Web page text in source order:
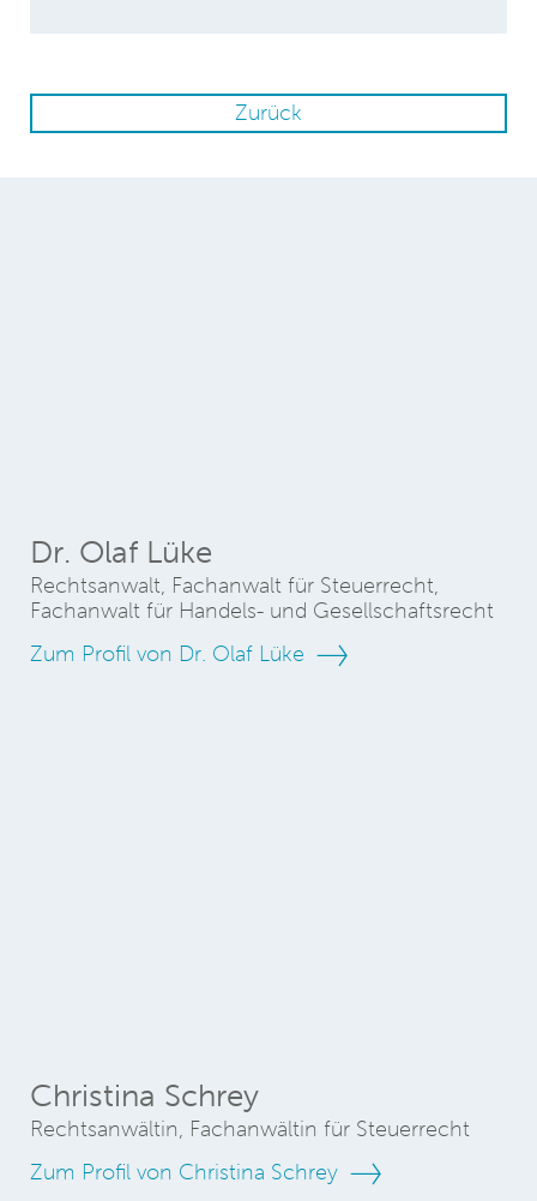
Zurück
Dr. Olaf Lüke
Rechtsanwalt, Fachanwalt für Steuerrecht,
Fachanwalt für Handels- und Gesellschaftsrecht
Zum Profil von Dr. Olaf Lüke
Christina Schrey
Rechtsanwältin, Fachanwältin für Steuerrecht
Zum Profil von Christina Schrey